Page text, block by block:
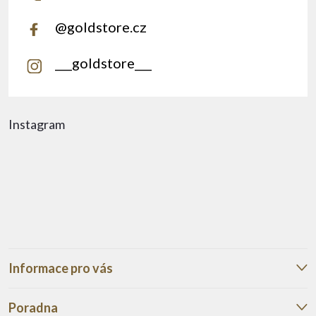
Instagram
Informace pro vás
Poradna
@goldstore.cz
___goldstore___